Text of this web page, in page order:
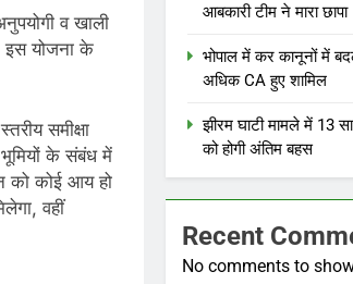
व खाली
इस योजना के
समीक्षा
भूमियों के संबंध में
को कोई आय हो
वहीं
आबकारी टीम ने मारा छापा
भोपाल में कर कानूनों में
अधिक CA हुए शामिल
झीरम घाटी मामले में 13
को होगी अंतिम बहस
Recent
No comments to